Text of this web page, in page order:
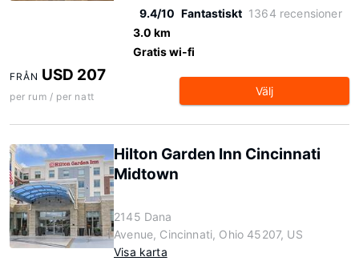
9.4/10 Fantastiskt 1364 recensioner
3.0 km
Gratis wi-fi
FRÅN USD 207
per rum / per natt Välj
Hilton Garden Inn Cincinnati
Midtown
2145 Dana
Avenue, Cincinnati, Ohio 45207, US
Visa karta